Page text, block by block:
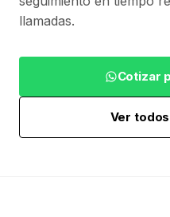
llamadas.
Cotizar
Ver